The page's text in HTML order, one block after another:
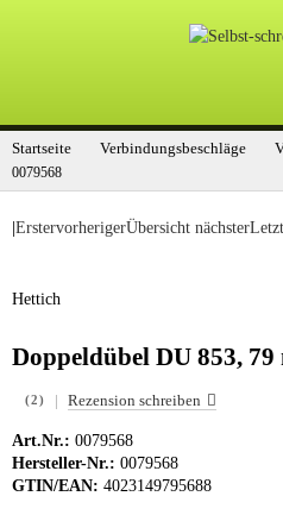
Startseite Verbindungsbeschläge
0079568
|ErstervorherigerÜbersicht nächster
Hettich
Doppeldübel DU 853,
(2) | Rezension schreiben
Art.Nr.: 0079568
Hersteller-Nr.: 0079568
GTIN/EAN: 4023149795688